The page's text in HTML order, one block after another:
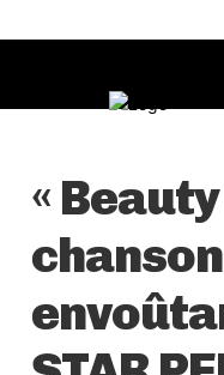
«
chanson